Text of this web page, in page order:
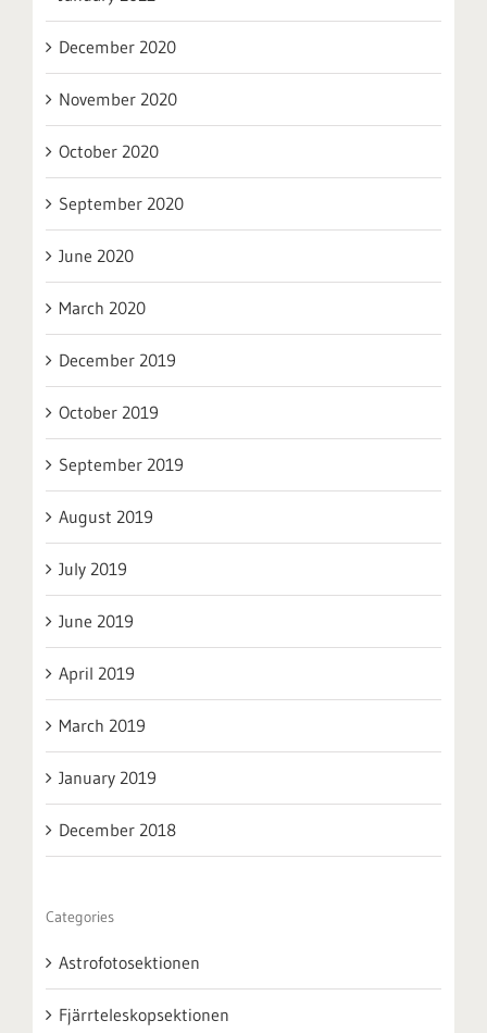
December 2020
November 2020
October 2020
September 2020
June 2020
March 2020
December 2019
October 2019
September 2019
August 2019
July 2019
June 2019
April 2019
March 2019
January 2019
December 2018
Categories
Astrofotosektionen
Fjärrteleskopsektionen